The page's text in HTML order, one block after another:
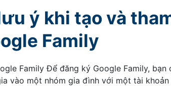
ý khi tạo và
Family
Family Để đăng ký Google Family,
vào một nhóm gia đình với một tài